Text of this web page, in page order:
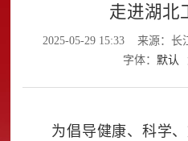
走进湖北
2025-05-29 15:33 来源：长
字体： 默认
为倡导健康、科学